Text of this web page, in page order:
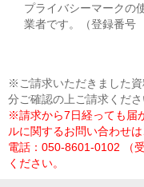
プライバシーマークの
業者です。（登録番号
※ご請求いただきました
分ご確認の上ご請求くださ
※請求から7日経っても届
ルに関するお問い合わせ
電話：050-8601-0102 （
ください。